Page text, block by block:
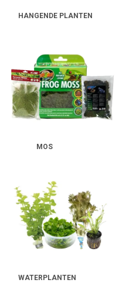
HANGENDE PLANTEN
MOS
WATERPLANTEN